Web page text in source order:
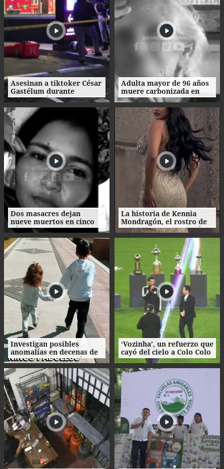
Asesinan a tiktoker César
Gastélum durante
transmisión en vivo en
México
Adulta mayor de 96 años
muere carbonizada en
incendio en San Manuel,
Cortés
Dos masacres dejan
nueve muertos en cinco
días en el norte de
Honduras
La historia de Kennia
Mondragón, el rostro de
Miss Francisco Morazán
que busca la corona
Investigan posibles
anomalías en decenas de
procesos de adopción en
Honduras
‘Vozinha’, un refuerzo que
cayó del cielo a Colo Colo
como su camiseta en la
bienvenida